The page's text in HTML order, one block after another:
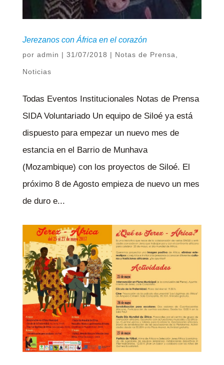
Jerezanos con África en el corazón
por admin | 31/07/2018 | Notas de Prensa
Noticias
Todas Eventos Institucionales Notas de Prensa
SIDA Voluntariado Un equipo de Siloé ya está
dispuesto para empezar un nuevo mes de
estancia en el Barrio de Munhava
(Mozambique) con los proyectos de Siloé. El
próximo 8 de Agosto empieza de nuevo un mes
de duro e...